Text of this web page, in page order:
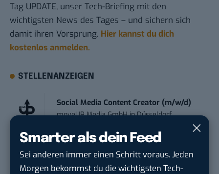
Smarter als dein Feed
Sei anderen immer einen Schritt voraus. Jeden
Morgen bekommst du die wichtigsten Tech-
Tag UPDATE, unser Tech-Briefing mit den
wichtigsten News des Tages – und sichern sich
damit ihren Vorsprung. Hier kannst du dich
kostenlos anmelden.
STELLENANZEIGEN
Social Media Content Creator (m/w/d)
moveUP Media GmbHinDüsseldorf
Anforderungs- und Projektmanager
touristische...
trendtours Holding GmbHinEschborn